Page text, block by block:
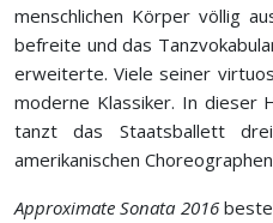
menschlichen Körper völlig
befreite und das
erweiterte. Viele seiner
moderne Klassiker. In dieser
tanzt das Staatsballett
amerikanischen
Approximate Sonata 2016